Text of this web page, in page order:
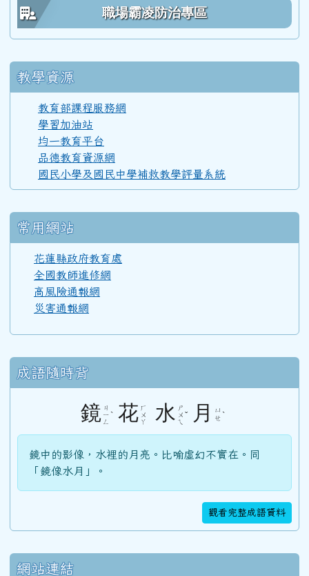
111學年度(112年6月)第53屆教師
110學年度(111年6月)第52屆甲班
110學年度(111年6月)第52屆教師
107學年度(108年6月)第49屆教師
103學年度(104年6月)第45屆教師
職場霸凌防治專區
教學資源
教育部課程服務網
學習加油站
均一教育平台
品德教育資源網
國民小學及國民中學補救教學評量系統
常用網站
花蓮縣政府教育處
全國教師進修網
高風險通報網
災害通報網
成語隨時背
鏡 ㄐ
ㄧ
ㄥ
ˋ 花 ㄏ
ㄨ
ㄚ
水 ㄕ
ㄨ
ㄟ
ˇ 月
ㄩ
ㄝ ˋ
鏡中的影像，水裡的月亮。比喻虛幻不實在。同
「鏡像水月」。
觀看完整成語資料
網站連結